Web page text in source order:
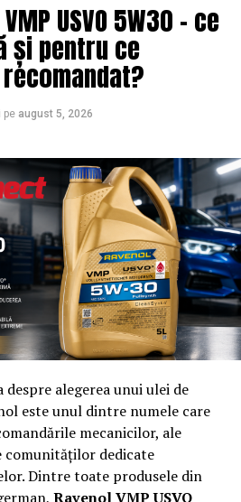
USVO 5W30 – ce
și pentru ce
pe august 5, 2026
alegerea unui ulei de
este unul dintre numele care
mecanicilor, ale
comunităților dedicate
Dintre toate produsele din
Ravenol VMP USVO